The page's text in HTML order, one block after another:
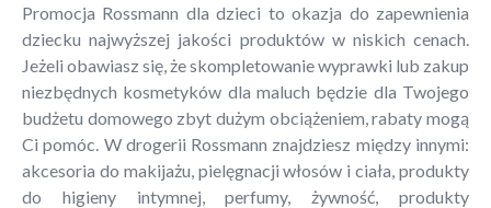
Promocja Rossmann dla dzieci to okazja do zapewnienia
dziecku najwyższej jakości produktów w niskich cenach.
Jeżeli obawiasz się, że skompletowanie wyprawki lub zakup
niezbędnych kosmetyków dla maluch będzie dla Twojego
budżetu domowego zbyt dużym obciążeniem, rabaty mogą
Ci pomóc. W drogerii Rossmann znajdziesz między innymi:
akcesoria do makijażu, pielęgnacji włosów i ciała, produkty
do higieny intymnej, perfumy, żywność, produkty